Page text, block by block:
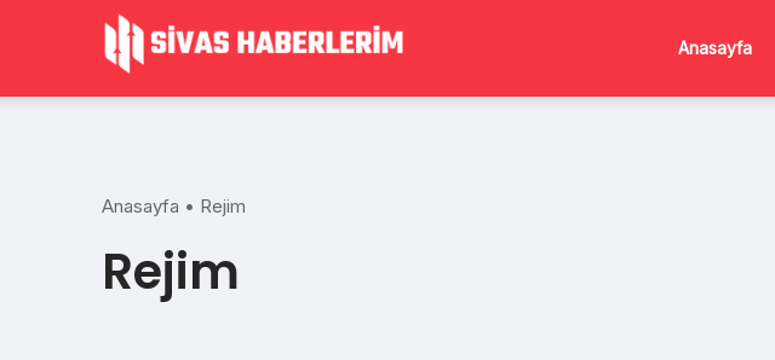
Anasayfa
Anasayfa • Rejim
Rejim